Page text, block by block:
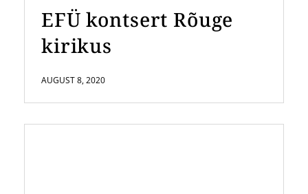
EFÜ kontsert Rõuge
kirikus
AUGUST 8, 2020